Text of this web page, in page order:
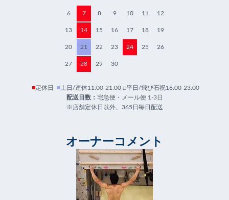
6 7 8 9 10 11 12
13 14 15 16 17 18 19
20 21 22 23 24 25 26
27 28 29 30
■定休日 ■土日/連休11:00-21:00 □平日/飛び石祝16:00-23:00
配送日数： 宅急便・メール便 1-3日
※店舗定休日以外、365日毎日配送
オーナーコメント